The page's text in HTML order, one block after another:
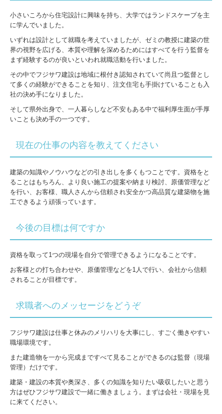
小さいころから住宅設計に興味を持ち、大学ではランドスケープを主
に学んでいました。
いずれは設計として就職を考えていましたが、ゼミの教授に建築の世
界の視野を広げる、本質や理解を深めるためにはすべてを行う監督を
まず経験するのが良いといわれ就職活動を行いました。
その中でフジサワ建設は地域に根付き認知されていて尚且つ監督とし
て多くの経験ができることを知り、注文住宅も手掛けていることも入
社の決め手になりました。
そして県外出身で、一人暮らしなど不安もある中で福利厚生面が手厚
いことも決め手の一つです。
現在の仕事の内容を教えてください
建築の知識やノウハウなどの引き出しを多くもつことです。資格をと
ることはもちろん、より良い施工の提案や納まり検討、原価管理など
を行い、お客様、職人さんから信頼され安全かつ高品質な建築物を施
工できるよう頑張っています。
今後の目標は何ですか
資格を取って1つの現場を自分で管理できるようになることです。
お客様との打ち合わせや、原価管理などを1人で行い、会社から信頼
されることが目標です。
求職者へのメッセージをどうぞ
フジサワ建設は仕事と休みのメリハリを大事にし、すごく働きやすい
職場環境です。
また建造物を一から完成まですべて見ることができるのは監督（現場
管理）だけです。
建築・建設の本質や奥深さ、多くの知識を知りたい吸収したいと思う
方はぜひフジサワ建設で一緒に働きましょう。まずは会社・現場を見
に来てください。